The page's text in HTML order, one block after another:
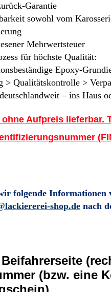
Garantie
sowohl vom
Mehrwertsteuer
für höchste Qualität:
Epoxy-
Qualitätskontrolle >
– ins Haus
Aufpreis lieferbar.
folgende Informationen
shop.de nach
(bzw. eine